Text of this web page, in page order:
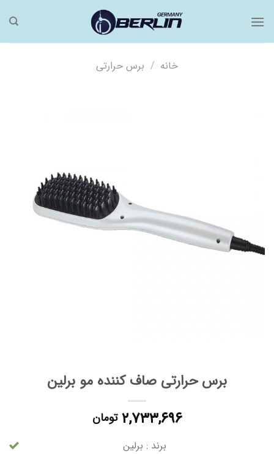
خانه / برس حرارتی
برس حرارتی صاف کننده مو برلین
۲,۷۳۳,۶۹۶ تومان
برند : برلین